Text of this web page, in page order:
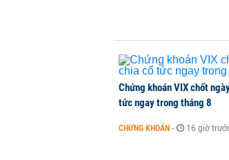
Đề xuất cho dùng
TÀI CHÍNH - 1 phút
Chứng khoán VIX chốt
tức ngay trong tháng 8
CHỨNG KHOÁN - 16 giờ